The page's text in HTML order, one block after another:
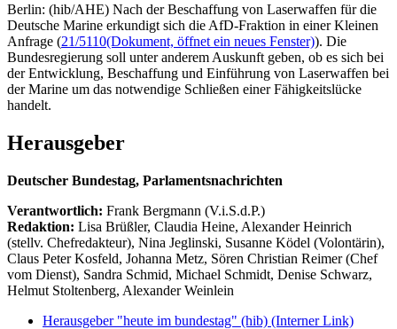
Berlin: (hib/AHE) Nach der Beschaffung von Laserwaffen für die
Deutsche Marine erkundigt sich die AfD-Fraktion in einer Kleinen
Anfrage (21/5110(Dokument, öffnet ein neues Fenster)). Die
Bundesregierung soll unter anderem Auskunft geben, ob es sich bei
der Entwicklung, Beschaffung und Einführung von Laserwaffen bei
der Marine um das notwendige Schließen einer Fähigkeitslücke
handelt.
Herausgeber
Deutscher Bundestag, Parlamentsnachrichten
Verantwortlich: Frank Bergmann (V.i.S.d.P.)
Redaktion: Lisa Brüßler, Claudia Heine, Alexander Heinrich
(stellv. Chefredakteur), Nina Jeglinski, Susanne Ködel (Volontärin),
Claus Peter Kosfeld, Johanna Metz, Sören Christian Reimer (Chef
vom Dienst), Sandra Schmid, Michael Schmidt, Denise Schwarz,
Helmut Stoltenberg, Alexander Weinlein
Herausgeber "heute im bundestag" (hib) (Interner Link)